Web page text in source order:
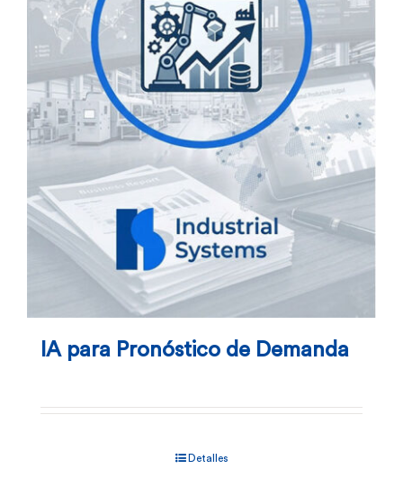
IA para Pronóstico de Demanda
Detalles